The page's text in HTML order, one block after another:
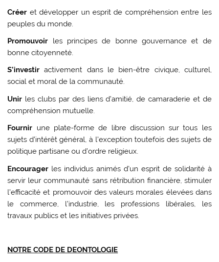
Créer et développer un esprit de compréhension entre les
peuples du monde.
Promouvoir les principes de bonne gouvernance et de
bonne citoyenneté.
S’investir activement dans le bien-être civique, culturel,
social et moral de la communauté.
Unir les clubs par des liens d’amitié, de camaraderie et de
compréhension mutuelle.
Fournir une plate-forme de libre discussion sur tous les
sujets d’intérêt général, à l’exception toutefois des sujets de
politique partisane ou d’ordre religieux.
Encourager les individus animés d’un esprit de solidarité à
servir leur communauté sans rétribution financière, stimuler
l’efficacité et promouvoir des valeurs morales élevées dans
le commerce, l’industrie, les professions libérales, les
travaux publics et les initiatives privées.
NOTRE CODE DE DEONTOLOGIE